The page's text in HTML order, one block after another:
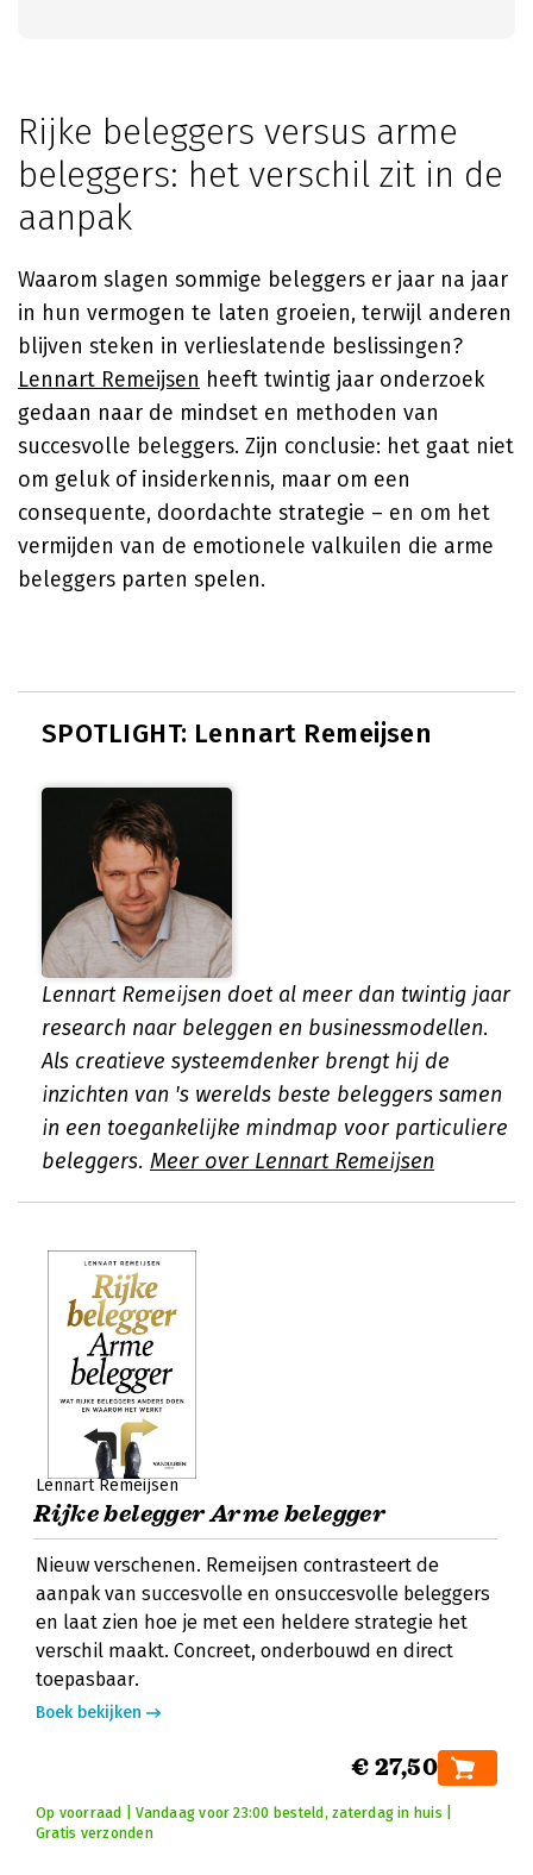
Rijke beleggers versus arme
beleggers: het verschil zit in de
aanpak
Waarom slagen sommige beleggers er jaar na jaar
in hun vermogen te laten groeien, terwijl anderen
blijven steken in verlieslatende beslissingen?
Lennart Remeijsen heeft twintig jaar onderzoek
gedaan naar de mindset en methoden van
succesvolle beleggers. Zijn conclusie: het gaat niet
om geluk of insiderkennis, maar om een
consequente, doordachte strategie – en om het
vermijden van de emotionele valkuilen die arme
beleggers parten spelen.
SPOTLIGHT: Lennart Remeijsen
Lennart Remeijsen doet al meer dan twintig jaar
research naar beleggen en businessmodellen.
Als creatieve systeemdenker brengt hij de
inzichten van 's werelds beste beleggers samen
in een toegankelijke mindmap voor particuliere
beleggers. Meer over Lennart Remeijsen
Lennart Remeijsen
Rijke belegger Arme belegger
Nieuw verschenen. Remeijsen contrasteert de
aanpak van succesvolle en onsuccesvolle beleggers
en laat zien hoe je met een heldere strategie het
verschil maakt. Concreet, onderbouwd en direct
toepasbaar.
Boek bekijken
€ 27,50
Op voorraad | Vandaag voor 23:00 besteld, zaterdag in huis |
Gratis verzonden